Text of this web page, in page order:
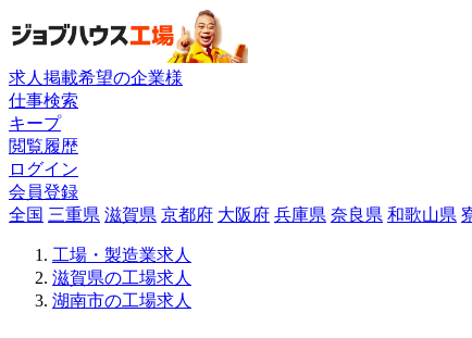
求人掲載希望の企業様
仕事検索
キープ
閲覧履歴
ログイン
会員登録
全国 三重県 滋賀県 京都府 大阪府 兵庫県 奈良県 和歌山県
工場・製造業求人
滋賀県の工場求人
湖南市の工場求人